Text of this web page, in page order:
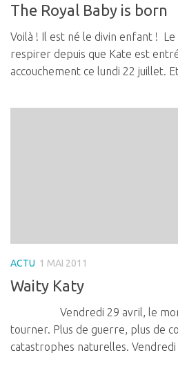
The Royal Baby is born
Voilà ! Il est né le divin enfant !
respirer depuis que Kate est
accouchement ce lundi 22 juillet.
ACTU 1 MAI 2011
Waity Katy
Vendredi 29 avril, le
tourner. Plus de guerre, plus de
catastrophes naturelles. Vendredi